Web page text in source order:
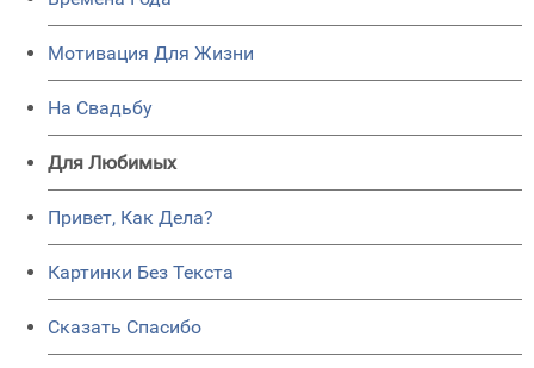
Мотивация Для Жизни
На Свадьбу
Для Любимых
Привет, Как Дела?
Картинки Без Текста
Сказать Спасибо